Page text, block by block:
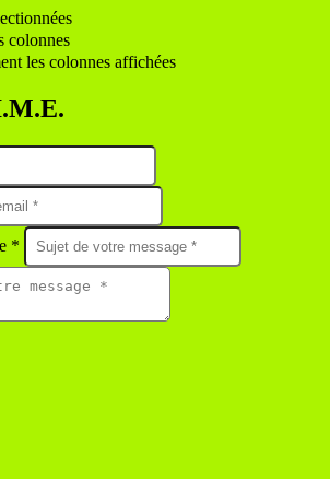
colonnes
les colonnes affichées
*